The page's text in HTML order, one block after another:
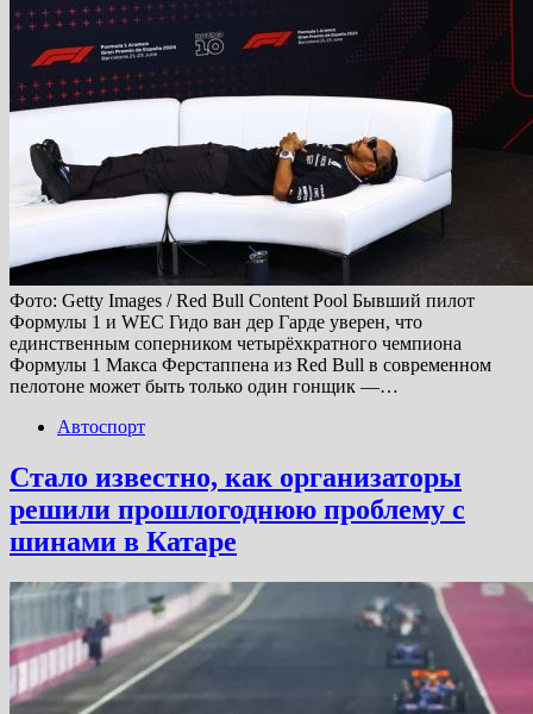
Фото: Getty Images / Red Bull Content Pool Бывший пилот
Формулы 1 и WEC Гидо ван дер Гарде уверен, что
единственным соперником четырёхкратного чемпиона
Формулы 1 Макса Ферстаппена из Red Bull в современном
пелотоне может быть только один гонщик —…
Автоспорт
Стало известно, как организаторы
решили прошлогоднюю проблему с
шинами в Катаре